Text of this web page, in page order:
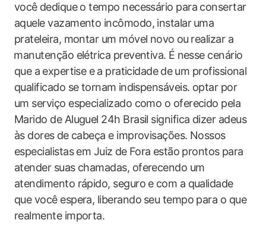
você ⁢dedique o tempo necessário para consertar
aquele vazamento incômodo, instalar⁤ uma
prateleira, ​montar um móvel novo ⁣ou⁣ realizar‌ a
⁣manutenção elétrica ‌preventiva.⁣ É nesse cenário
que a⁢ expertise e ⁣a praticidade ⁢de um profissional
qualificado​ se tornam⁢ indispensáveis. optar por
um serviço especializado como o oferecido pela
Marido de Aluguel​ 24h Brasil ‍significa dizer adeus
às dores⁣ de ‌cabeça e improvisações. Nossos
especialistas em Juiz ⁢de Fora ⁤estão prontos⁤ para
‍atender suas chamadas, ‌oferecendo um
atendimento rápido, seguro e ⁢com a qualidade
que você espera, liberando⁤ seu​ tempo para o que
realmente importa.